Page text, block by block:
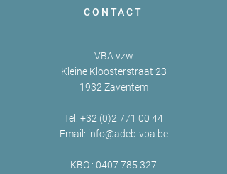
CONTACT
VBA vzw
Kleine Kloosterstraat 23
1932 Zaventem
Tel: +32 (0)2 771 00 44
Email: info@adeb-vba.be
KBO : 0407 785 327